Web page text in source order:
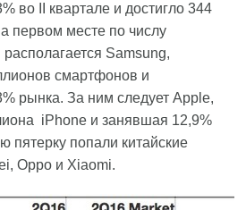
во II квартале и достигло 344
первом месте по числу
Samsung,
смартфонов и
рынка. За ним следует Apple,
iPhone и занявшая 12,9%
пятерку попали китайские
Oppo и Xiaomi.